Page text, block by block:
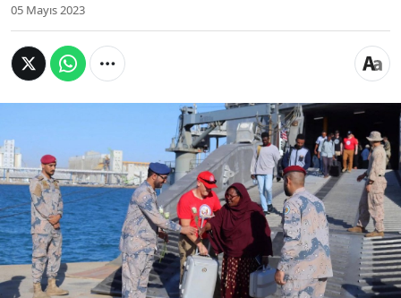
05 Mayıs 2023
BM Mülteci Ajansı hükümetlere,
Sudan'dan kaçan mültecileri ülkelerine
geri göndermemeleri çağrısında
bulundu.